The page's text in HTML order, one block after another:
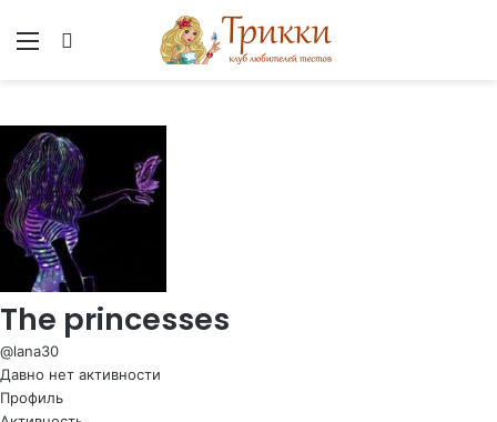
Меню
The princesses
@lana30
Давно нет активности
Профиль